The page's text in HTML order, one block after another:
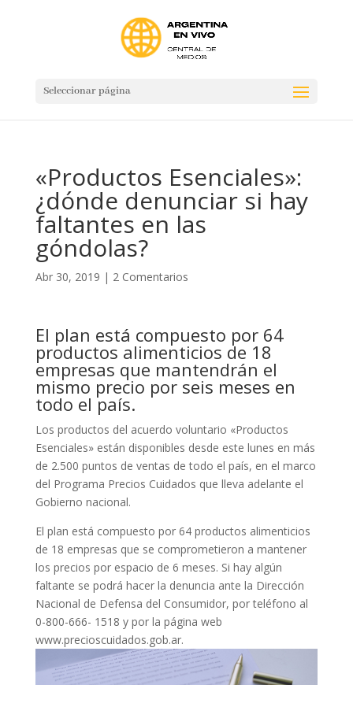
Seleccionar página
«Productos Esenciales»:
¿dónde denunciar si hay
faltantes en las
góndolas?
Abr 30, 2019 | 2 Comentarios
El plan está compuesto por 64
productos alimenticios de 18
empresas que mantendrán el
mismo precio por seis meses en
todo el país.
Los productos del acuerdo voluntario «Productos
Esenciales» están disponibles desde este lunes en más
de 2.500 puntos de ventas de todo el país, en el marco
del Programa Precios Cuidados que lleva adelante el
Gobierno nacional.
El plan está compuesto por 64 productos alimenticios
de 18 empresas que se comprometieron a mantener
los precios por espacio de 6 meses. Si hay algún
faltante se podrá hacer la denuncia ante la Dirección
Nacional de Defensa del Consumidor, por teléfono al
0-800-666- 1518 y por la página web
www.precioscuidados.gob.ar.